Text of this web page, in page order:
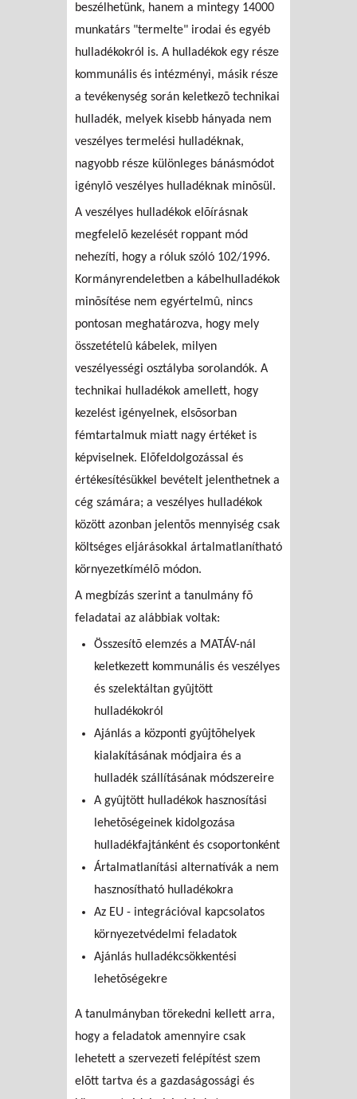
beszélhetünk, hanem a mintegy 14000
munkatárs "termelte" irodai és egyéb
hulladékokról is. A hulladékok egy része
kommunális és intézményi, másik része
a tevékenység során keletkezõ technikai
hulladék, melyek kisebb hányada nem
veszélyes termelési hulladéknak,
nagyobb része különleges bánásmódot
igénylõ veszélyes hulladéknak minõsül.
A veszélyes hulladékok elõírásnak
megfelelõ kezelését roppant mód
nehezíti, hogy a róluk szóló 102/1996.
Kormányrendeletben a kábelhulladékok
minõsítése nem egyértelmû, nincs
pontosan meghatározva, hogy mely
összetételû kábelek, milyen
veszélyességi osztályba sorolandók. A
technikai hulladékok amellett, hogy
kezelést igényelnek, elsõsorban
fémtartalmuk miatt nagy értéket is
képviselnek. Elõfeldolgozással és
értékesítésükkel bevételt jelenthetnek a
cég számára; a veszélyes hulladékok
között azonban jelentõs mennyiség csak
költséges eljárásokkal ártalmatlanítható
környezetkímélõ módon.
A megbízás szerint a tanulmány fõ
feladatai az alábbiak voltak:
Összesítõ elemzés a MATÁV-nál
keletkezett kommunális és veszélyes
és szelektáltan gyûjtött
hulladékokról
Ajánlás a központi gyûjtõhelyek
kialakításának módjaira és a
hulladék szállításának módszereire
A gyûjtött hulladékok hasznosítási
lehetõségeinek kidolgozása
hulladékfajtánként és csoportonként
Ártalmatlanítási alternatívák a nem
hasznosítható hulladékokra
Az EU - integrációval kapcsolatos
környezetvédelmi feladatok
Ajánlás hulladékcsökkentési
lehetõségekre
A tanulmányban törekedni kellett arra,
hogy a feladatok amennyire csak
lehetett a szervezeti felépítést szem
elõtt tartva és a gazdaságossági és